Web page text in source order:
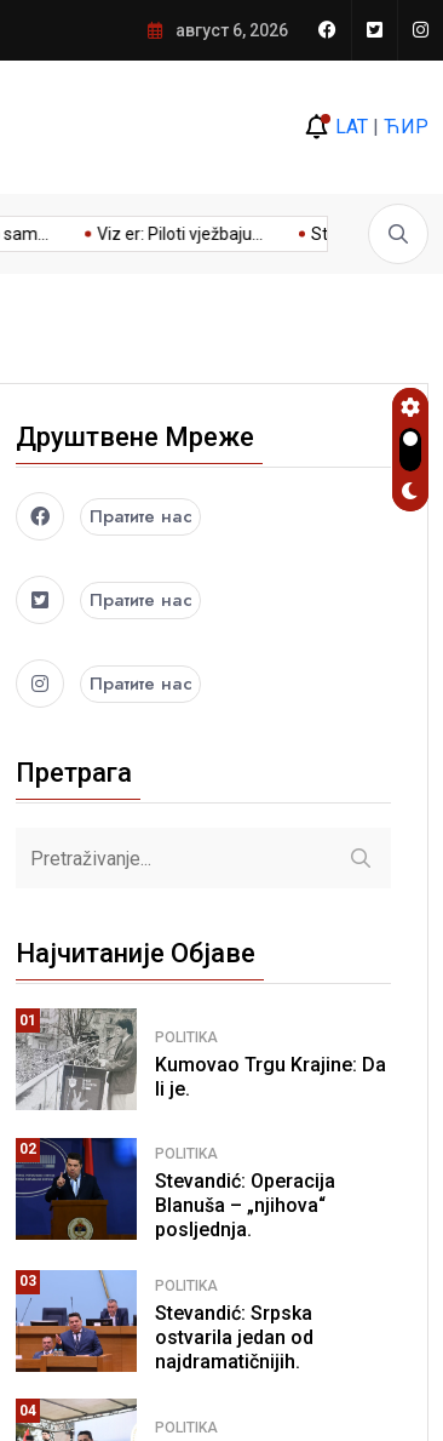
август 6, 2026
LAT | ЋИР
Viz er: Piloti vježbaju... Stevandić sa
Друштвене Мреже
Пратите нас
Пратите нас
Пратите нас
Претрага
Најчитаније Објаве
01
POLITIKA
Kumovao Trgu Krajine: Da
li je.
02 POLITIKA
Stevandić: Operacija
Blanuša – „njihova“
posljednja.
03 POLITIKA
Stevandić: Srpska
ostvarila jedan od
najdramatičnijih.
04
POLITIKA